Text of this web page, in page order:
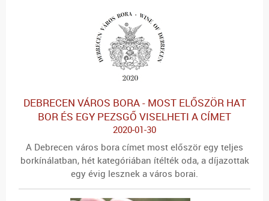
DEBRECEN VÁROS BORA - MOST ELŐSZÖR HAT
BOR ÉS EGY PEZSGŐ VISELHETI A CÍMET
2020-01-30
A Debrecen város bora címet most először egy teljes
borkínálatban, hét kategóriában ítélték oda, a díjazottak
egy évig lesznek a város borai.